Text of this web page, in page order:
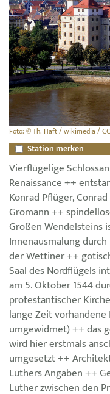
Foto: © Th. Haft / wikimedia /
Station merken
Vierflügelige
Renaissance ++
Konrad Pflüger,
Gromann ++
Großen Wendelsteins
Innenausmalung durch
der Wettiner ++
Saal des Nordflügels
am 5. Oktober 1544
protestantischer
lange Zeit
umgewidmet) ++ das
wird hier erstmals
umgesetzt ++
Luthers Angaben ++
Luther zwischen den